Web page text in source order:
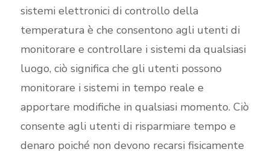
sistemi elettronici di controllo della
temperatura è che consentono agli utenti di
monitorare e controllare i sistemi da qualsiasi
luogo, ciò significa che gli utenti possono
monitorare i sistemi in tempo reale e
apportare modifiche in qualsiasi momento. Ciò
consente agli utenti di risparmiare tempo e
denaro poiché non devono recarsi fisicamente